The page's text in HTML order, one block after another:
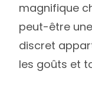
magnifique
peut-être
discret
les goûts et